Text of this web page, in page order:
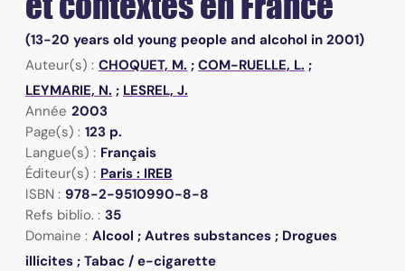
(13-20 years old young people and alcohol in 2001)
Auteur(s) : CHOQUET, M. ; COM-RUELLE, L. ;
LEYMARIE, N. ; LESREL, J.
Année 2003
Page(s) : 123 p.
Langue(s) : Français
Éditeur(s) : Paris : IREB
ISBN : 978-2-9510990-8-8
Refs biblio. : 35
Domaine : Alcool ; Autres substances ; Drogues
illicites ; Tabac / e-cigarette